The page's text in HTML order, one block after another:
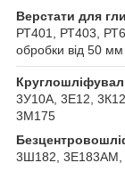
Верстати для
РТ401, РТ403,
обробки від 50
3У10А, 3Е12,
3М175
3Ш182, 3Е183АМ,